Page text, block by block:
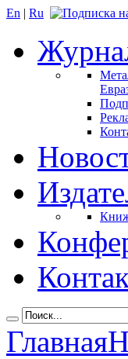
En | Ru
Главная